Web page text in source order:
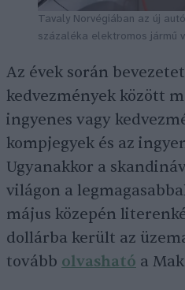
Tavaly Norvégiában az új
százaléka elektromos jármű
Az évek során
kedvezmények között
ingyenes vagy
kompjegyek és az
Ugyanakkor a
világon a
május közepén
dollárba került az
tovább olvasható a